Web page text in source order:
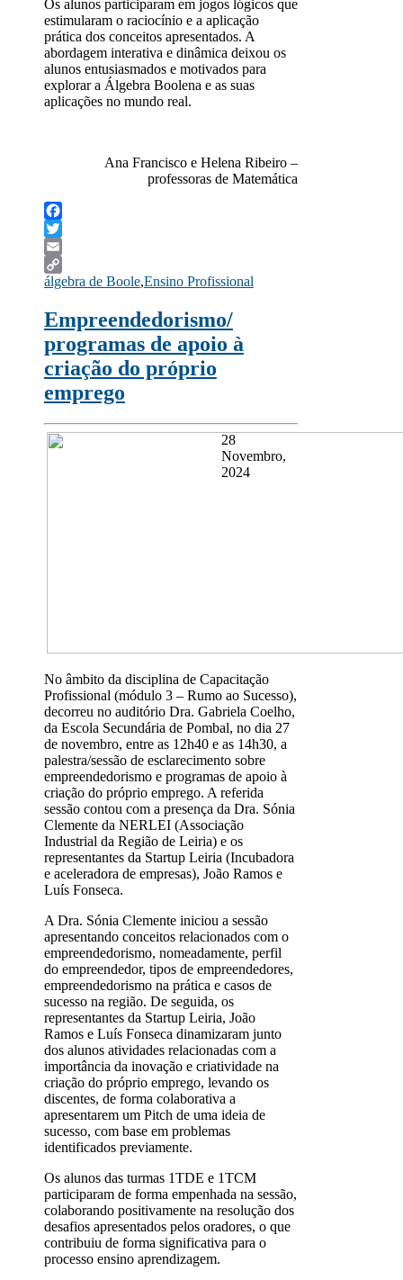
Os alunos participaram em jogos lógicos que
estimularam o raciocínio e a aplicação
prática dos conceitos apresentados. A
abordagem interativa e dinâmica deixou os
alunos entusiasmados e motivados para
explorar a Álgebra Boolena e as suas
aplicações no mundo real.
Ana Francisco e Helena Ribeiro –
professoras de Matemática
Facebook
Twitter
Email
Copy
álgebra de Boole,Ensino Profissional
Empreendedorismo/
programas de apoio à
criação do próprio
emprego
28
Novembro,
2024
No âmbito da disciplina de Capacitação
Profissional (módulo 3 – Rumo ao Sucesso),
decorreu no auditório Dra. Gabriela Coelho,
da Escola Secundária de Pombal, no dia 27
de novembro, entre as 12h40 e as 14h30, a
palestra/sessão de esclarecimento sobre
empreendedorismo e programas de apoio à
criação do próprio emprego. A referida
sessão contou com a presença da Dra. Sónia
Clemente da NERLEI (Associação
Industrial da Região de Leiria) e os
representantes da Startup Leiria (Incubadora
e aceleradora de empresas), João Ramos e
Luís Fonseca.
A Dra. Sónia Clemente iniciou a sessão
apresentando conceitos relacionados com o
empreendedorismo, nomeadamente, perfil
do empreendedor, tipos de empreendedores,
empreendedorismo na prática e casos de
sucesso na região. De seguida, os
representantes da Startup Leiria, João
Ramos e Luís Fonseca dinamizaram junto
dos alunos atividades relacionadas com a
importância da inovação e criatividade na
criação do próprio emprego, levando os
discentes, de forma colaborativa a
apresentarem um Pitch de uma ideia de
sucesso, com base em problemas
identificados previamente.
Os alunos das turmas 1TDE e 1TCM
participaram de forma empenhada na sessão,
colaborando positivamente na resolução dos
desafios apresentados pelos oradores, o que
contribuiu de forma significativa para o
processo ensino aprendizagem.